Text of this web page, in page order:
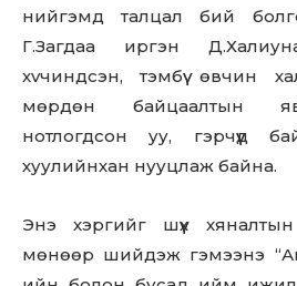
нийгэмд талцал бий
Г.Загдаа иргэн
xvчиндсэн, тэмбүү өвчин
мөрдөн байцаалтын
нотлогдсон уу, гэрчүүд
хуулийнхан нууцлаж байна.
Энэ хэргийг шүүх
мөнөөр шийдэж гэмээнэ